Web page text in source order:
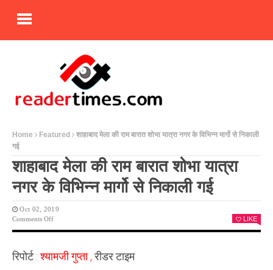
Home Featured
शाहाबाद मेला की राम बारात शोभा यात्रा नगर के विभिन्न मार्गो से निकाली
गई
शाहाबाद मेला की राम बारात शोभा यात्रा
नगर के विभिन्न मार्गो से निकाली गई
Oct 02, 2019
Comments OffOn
राम
LIKE
रिपोर्ट :श्यामजी गुप्ता ,रीडर टाइम